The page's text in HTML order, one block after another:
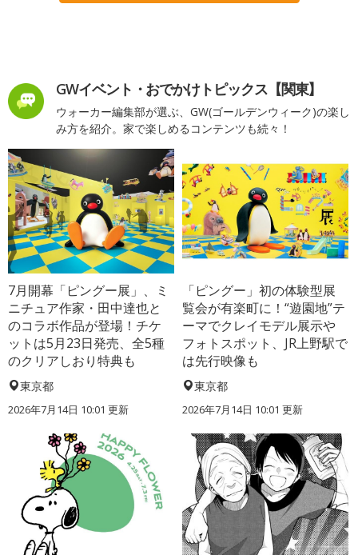
GWイベント・おでかけトピックス【関東】
ウォーカー編集部が選ぶ、GW(ゴールデンウィーク)の楽し
み方を紹介。家で楽しめるコンテンツも続々！
7月開幕「ピングー展」、ミ
ニチュア作家・田中達也と
のコラボ作品が登場！チケ
ットは5月23日発売、全5種
のクリアしおり特典も
東京都
2026年7月14日 10:01 更新
「ピングー」初の体験型展
覧会が有楽町に！“遊園地”テ
ーマでクレイモデル展示や
フォトスポット、JR上野駅で
は先行映像も
東京都
2026年7月14日 10:01 更新